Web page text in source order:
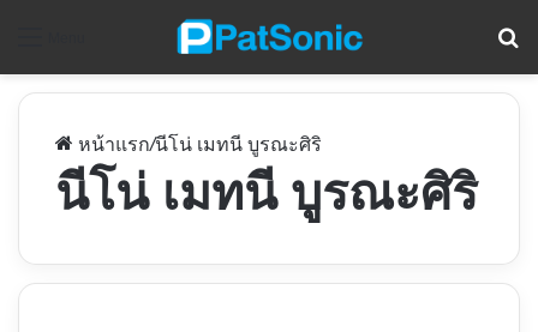
หน้าแรก/นีโน่ เมทนี บูรณะศิริ
นีโน่ เมทนี บูรณะศิริ